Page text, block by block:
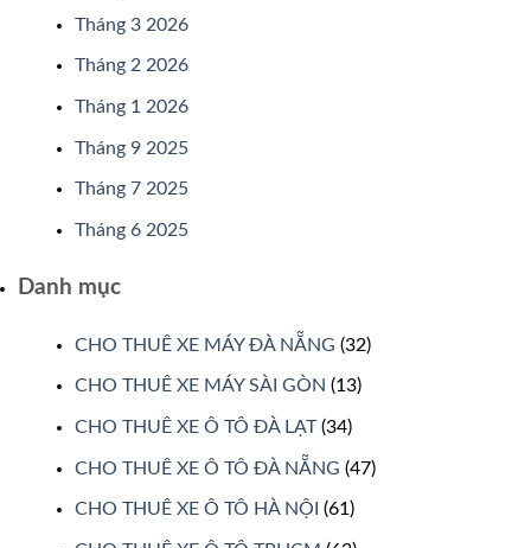
Tháng 3 2026
Tháng 2 2026
Tháng 1 2026
Tháng 9 2025
Tháng 7 2025
Tháng 6 2025
Danh mục
CHO THUÊ XE MÁY ĐÀ NẴNG (32)
CHO THUÊ XE MÁY SÀI GÒN (13)
CHO THUÊ XE Ô TÔ ĐÀ LẠT(34)
CHO THUÊ XE Ô TÔ ĐÀ NẴNG (47)
CHO THUÊ XE Ô TÔ HÀ NỘI (61)